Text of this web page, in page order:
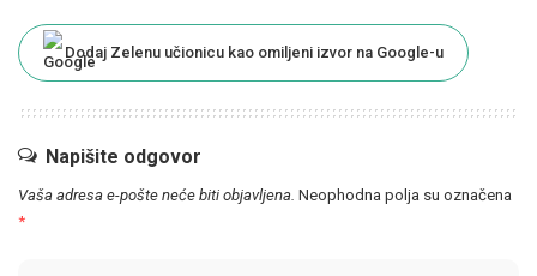
Dodaj Zelenu učionicu kao omiljeni izvor na Google-u
Napišite odgovor
Vaša adresa e-pošte neće biti objavljena. Neophodna polja su označena
*